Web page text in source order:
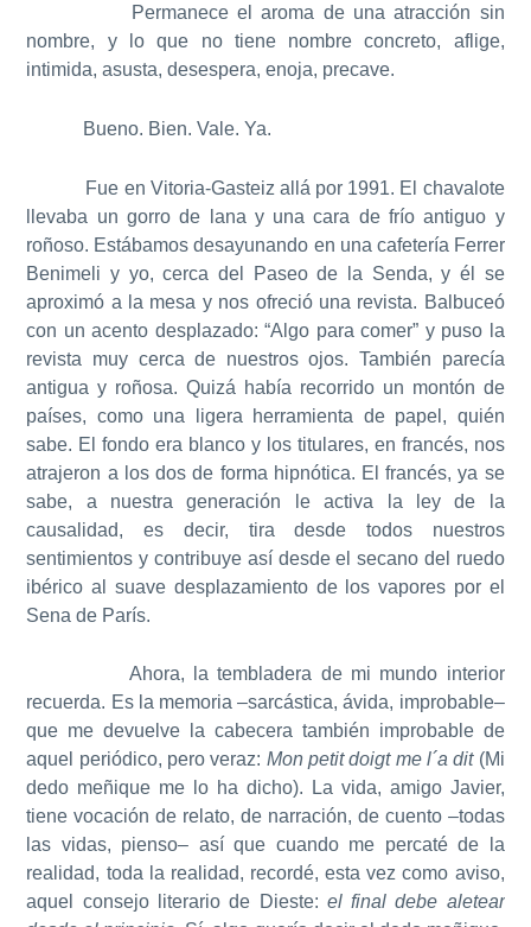
Permanece el aroma de una atracción sin
nombre, y lo que no tiene nombre concreto, aflige,
intimida, asusta, desespera, enoja, precave.
Bueno. Bien. Vale. Ya.
Fue en Vitoria-Gasteiz allá por 1991. El chavalote
llevaba un gorro de lana y una cara de frío antiguo y
roñoso. Estábamos desayunando en una cafetería Ferrer
Benimeli y yo, cerca del Paseo de la Senda, y él se
aproximó a la mesa y nos ofreció una revista. Balbuceó
con un acento desplazado: “Algo para comer” y puso la
revista muy cerca de nuestros ojos. También parecía
antigua y roñosa. Quizá había recorrido un montón de
países, como una ligera herramienta de papel, quién
sabe. El fondo era blanco y los titulares, en francés, nos
atrajeron a los dos de forma hipnótica. El francés, ya se
sabe, a nuestra generación le activa la ley de la
causalidad, es decir, tira desde todos nuestros
sentimientos y contribuye así desde el secano del ruedo
ibérico al suave desplazamiento de los vapores por el
Sena de París.
Ahora, la tembladera de mi mundo interior
recuerda. Es la memoria –sarcástica, ávida, improbable–
que me devuelve la cabecera también improbable de
aquel periódico, pero veraz: Mon petit doigt me l´a dit(Mi
dedo meñique me lo ha dicho). La vida, amigo Javier,
tiene vocación de relato, de narración, de cuento –todas
las vidas, pienso– así que cuando me percaté de la
realidad, toda la realidad, recordé, esta vez como aviso,
aquel consejo literario de Dieste: el final debe aletear